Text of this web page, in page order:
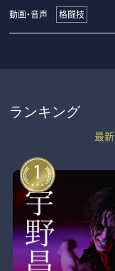
動画・音声 格闘技
ランキング
最新
1